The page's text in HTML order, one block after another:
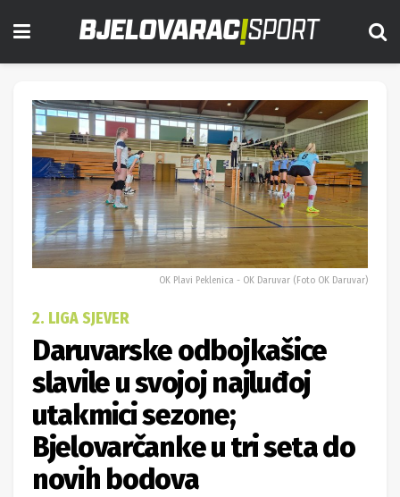
OK Plavi Peklenica - OK Daruvar (Foto OK Daruvar)
2. LIGA SJEVER
Daruvarske odbojkašice
slavile u svojoj najluđoj
utakmici sezone;
Bjelovarčanke u tri seta do
novih bodova